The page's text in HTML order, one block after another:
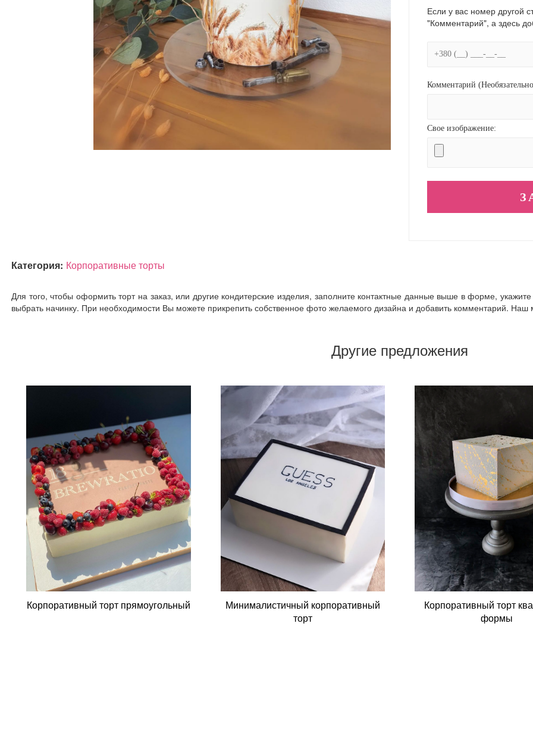
Если у вас номер другой
"Комментарий", а здесь
Комментарий
Свое изображение:
Категория: Корпоративные торты
Для того, чтобы оформить торт на заказ, или другие кондитерские изделия, заполните контактные данные выше в форме,
выбрать начинку. При необходимости Вы можете прикрепить собственное фото желаемого дизайна и добавить комментарий. Наш
Другие предложения
Корпоративный торт прямоугольный
Минималистичный корпоративный
торт
Корпоративный торт
формы